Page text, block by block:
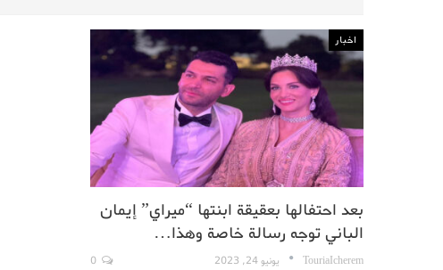
اخبار
بعد احتفالها بعقيقة ابنتها “ميراي” إيمان
الباني توجه رسالة خاصة وهذا…
TouriaIcherem يونيو 24, 2023